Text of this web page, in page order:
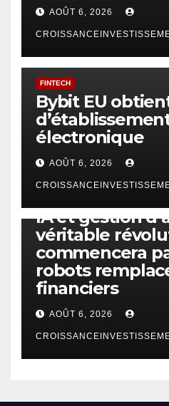
AOÛT 6, 2026
FINTECH
Bybit EU
électronique
AOÛT 6, 2026
IA et gestion
véritable
commencera
robots
financiers
AOÛT 6, 2026